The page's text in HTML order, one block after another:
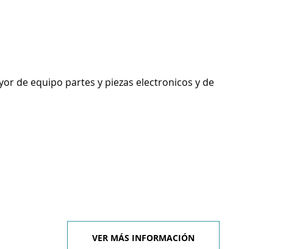
de equipo partes y piezas electronicos y de
VER MÁS INFORMACIÓN